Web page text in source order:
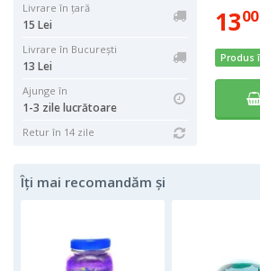
Livrare în țară
15 Lei
Livrare în București
13 Lei
Ajunge în
1-3 zile lucrătoare
Retur în 14 zile
1300
Produs
Îți mai recomandăm și